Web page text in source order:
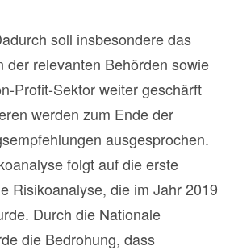
soll insbesondere das
der relevanten Behörden sowie
Profit-Sektor weiter geschärft
werden zum Ende der
ausgesprochen.
folgt auf die erste
Risikoanalyse, die im Jahr 2019
Durch die Nationale
die Bedrohung, dass